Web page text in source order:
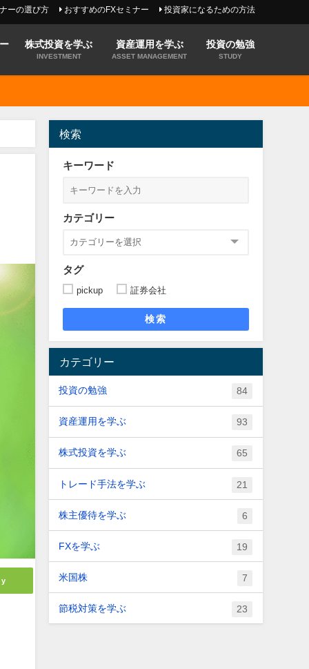
ーの選び方 おすすめのFXセミナー 投資家になるための方法
株式投資を学ぶ
INVESTMENT
資産運用を学ぶ
ASSET MANAGEMENT
投資の勉強
STUDY
検索
キーワード
カテゴリー
タグ
pickup 証券会社
検索
カテゴリー
投資の勉強 84
資産運用を学ぶ 93
株式投資を学ぶ 65
トレード手法を学ぶ 21
株主優待を学ぶ 6
FXを学ぶ 19
米国株 7
節税対策を学ぶ 23